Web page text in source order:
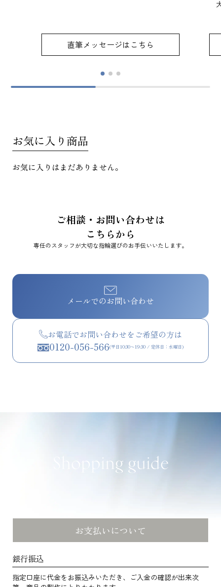
直筆メッセージはこちら
お気に入り商品
お気に入りはまだありません。
ご相談・お問い合わせは
こちらから
専任のスタッフが大切な指輪選びのお手伝いいたします。
メールでのお問い合わせ
お電話でお問い合わせをご希望の方は
0120-056-566(平日10:30〜19:30 / 定休日：水曜日)
Shopping guide
お支払いについて
銀行振込
指定口座に代金をお振込みいただき、ご入金の確認が出来次